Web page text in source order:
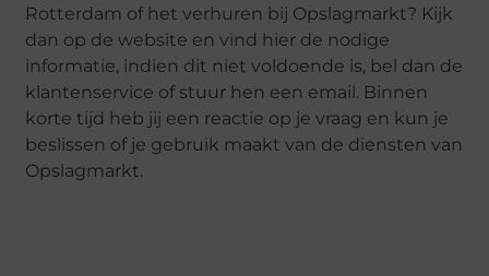
Rotterdam of het verhuren bij Opslagmarkt? Kijk
dan op de website en vind hier de nodige
informatie, indien dit niet voldoende is, bel dan de
klantenservice of stuur hen een email. Binnen
korte tijd heb jij een reactie op je vraag en kun je
beslissen of je gebruik maakt van de diensten van
Opslagmarkt.